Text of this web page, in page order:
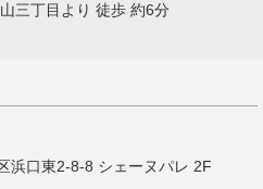
三丁目より 徒歩 約6分
浜口東2-8-8 シェーヌパレ 2F